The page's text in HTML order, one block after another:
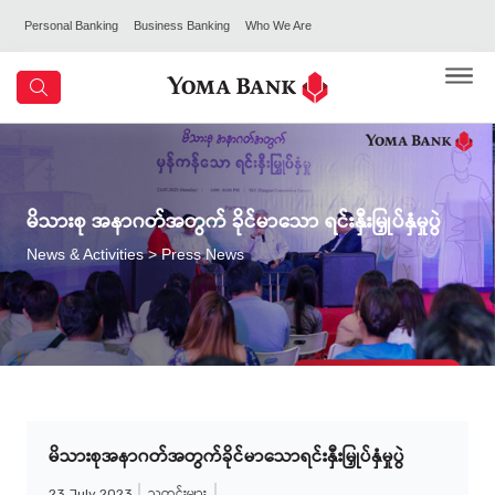
Personal Banking Business Banking Who We Are
မိသားစု အနာဂတ်အတွက် ခိုင်မာသော ရင်းနှီးမြှုပ်နှံမှုပွဲ
News & Activities> Press News
မိသားစုအနာဂတ်အတွက်ခိုင်မာသောရင်းနှီးမြှုပ်နှံမှုပွဲ